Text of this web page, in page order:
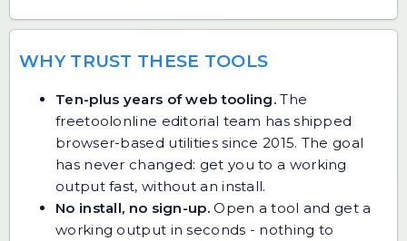
WHY TRUST THESE TOOLS
Ten-plus years of web tooling. The
freetoolonline editorial team has shipped
browser-based utilities since 2015. The goal
has never changed: get you to a working
output fast, without an install.
No install, no sign-up.Open a tool and get a
working output in seconds - nothing to